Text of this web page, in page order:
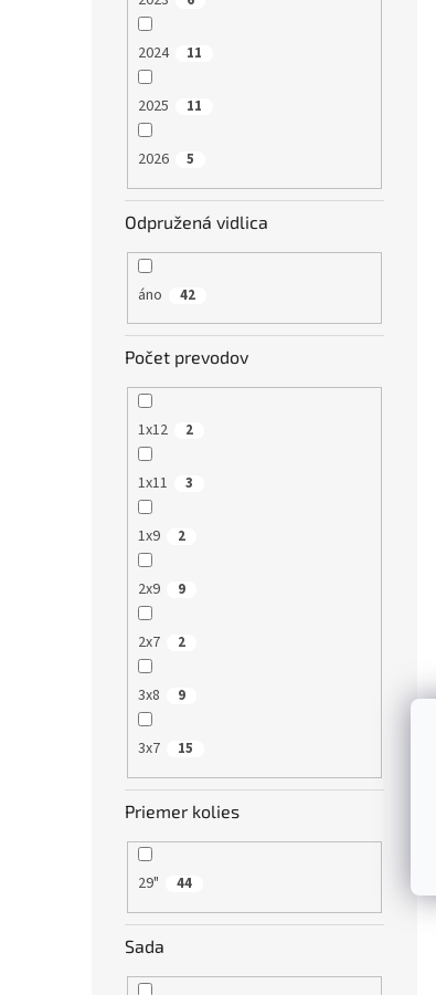
2024 11
2025 11
2026 5
Odpružená vidlica
áno 42
Počet prevodov
1x12 2
1x11 3
1x9 2
2x9 9
2x7 2
3x8 9
3x7 15
Priemer kolies
29" 44
Sada